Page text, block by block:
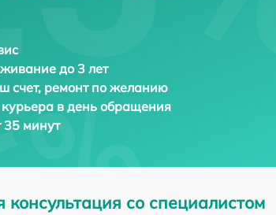
до 3 лет
счет, ремонт по желанию
в день обращения
35 минут
консультация со специалистом